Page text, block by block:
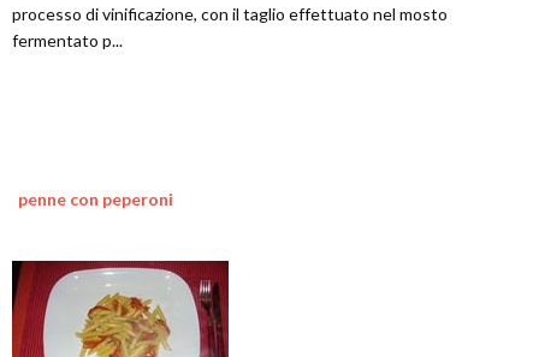
processo di vinificazione, con il taglio effettuato nel mosto
fermentato p...
penne con peperoni